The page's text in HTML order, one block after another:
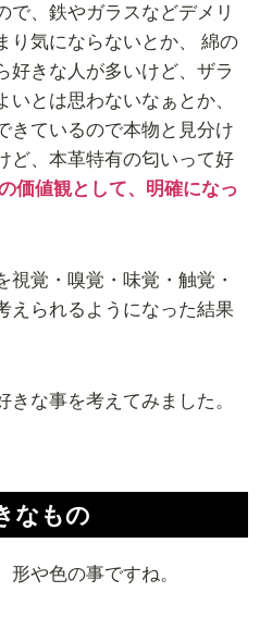
で、鉄やガラスなどデメリ
り気にならないとか、 綿の
好きな人が多いけど、ザラ
いとは思わないなぁとか、
きているので本物と見分け
ど、本革特有の匂いって好
価値観として、明確になっ
視覚・嗅覚・味覚・触覚・
えられるようになった結果
な事を考えてみました。
なもの
形や色の事ですね。